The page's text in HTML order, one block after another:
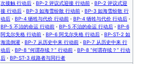
次接触 行动后 · BP-2 评议式迎接 行动前 · BP-2 评议式迎
接 行动后 · BP-3 如海雪纷散 行动前 · BP-3 如海雪纷散 行
动后 · BP-4 牺牲与代价 行动前 · BP-4 牺牲与代价 行动后 ·
BP-5 不治的命运 行动前 · BP-5 不治的命运 行动后 · BP-6
阿戈尔失格 行动前 · BP-6 阿戈尔失格 行动后 · BP-ST-2 如
海流倒灌 · BP-7 从历史中来 行动前 · BP-7 从历史中来 行
动后 · BP-8 “何谓存续？” 行动前 · BP-8 “何谓存续？” 行动
后 · BP-ST-3 歧路者与同行者